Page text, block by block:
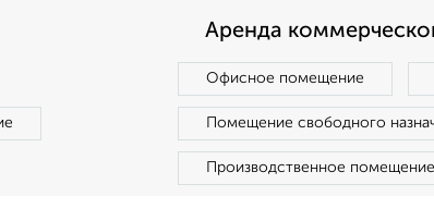
Аренда
Офисное помещение
Помещение свободного
Производственное помещение